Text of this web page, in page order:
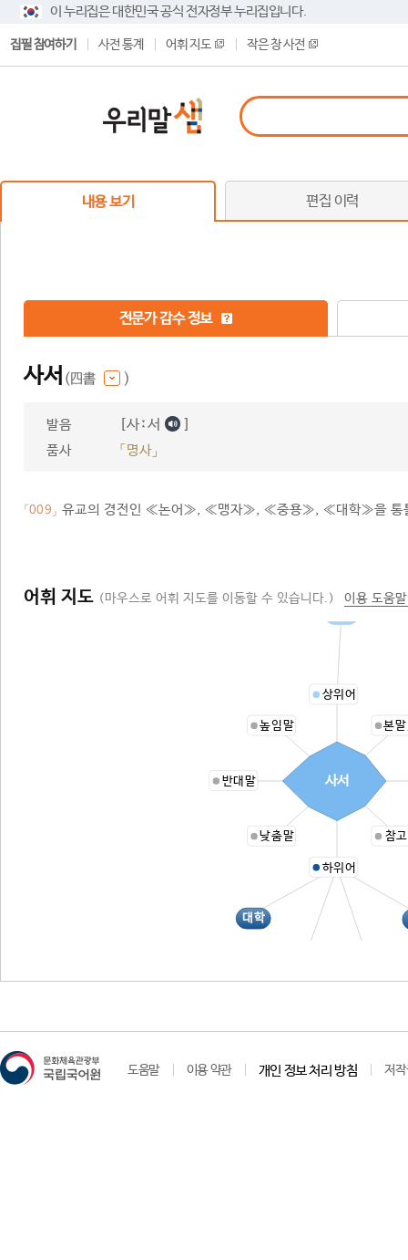
이 누리집은 대한민국 공식 전자정부 누리집입니다.
집필 참여하기 사전 통계 어휘 지도 작은 창 사전
내용 보기 편집 이력
전문가 감수 정보
사서 (四書 )
발음 [사ː서 ]
품사 「명사」
「009」 유교의 경전인 ≪논어≫, ≪맹자≫, ≪중용≫, ≪대학≫을 통
어휘 지도 (마우스로 어휘 지도를 이동할 수 있습니다.) 이용 도움
상위어
본
참
대학
하위어
낮춤말
반대말
높임말
사서
도움말 이용 약관 개인 정보 처리 방침 저